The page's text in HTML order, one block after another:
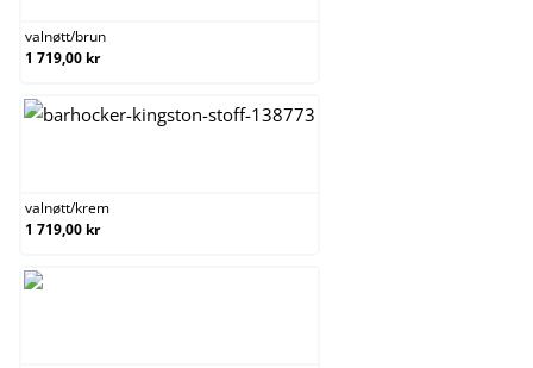
valnøtt/brun
1 719,00 kr
valnøtt/krem
1 719,00 kr